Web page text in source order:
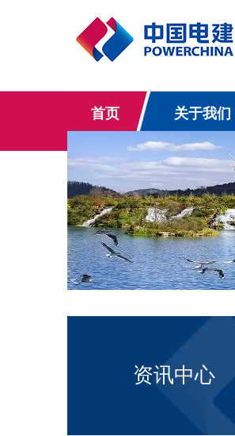
首页 关于我们
资讯中心